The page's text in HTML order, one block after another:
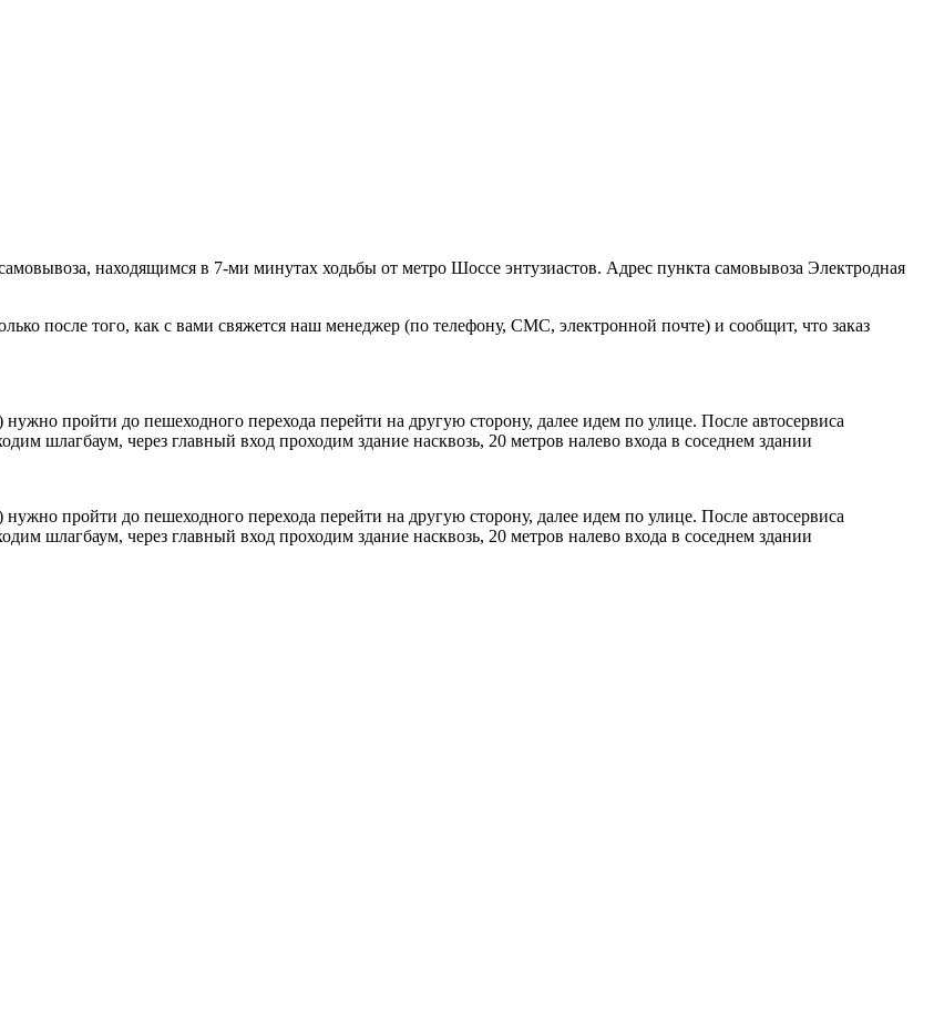
находящимся в 7-ми минутах ходьбы от метро Шоссе энтузиастов. Адрес пункта самовывоза Электродная
после того, как с вами свяжется наш менеджер (по телефону, СМС, электронной почте) и сообщит, что заказ
пройти до пешеходного перехода перейти на другую сторону, далее идем по улице. После автосервиса
шлагбаум, через главный вход проходим здание насквозь, 20 метров налево входа в соседнем здании
пройти до пешеходного перехода перейти на другую сторону, далее идем по улице. После автосервиса
шлагбаум, через главный вход проходим здание насквозь, 20 метров налево входа в соседнем здании